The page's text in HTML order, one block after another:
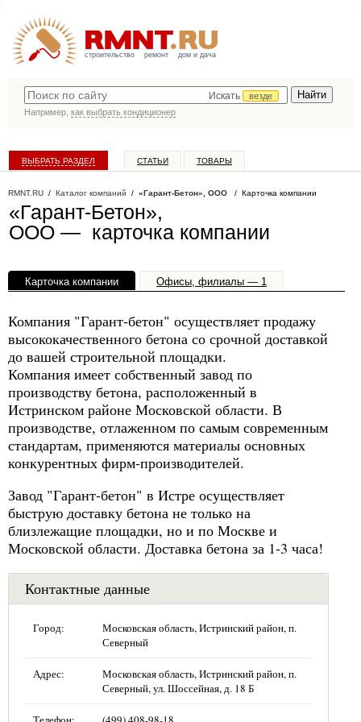
строительство ремонт дом и дача
Искать
везде
Например, как выбрать кондиционер
ВЫБРАТЬ РАЗДЕЛ СТАТЬИ ТОВАРЫ
RMNT.RU / Каталог компаний / «Гарант-Бетон», ООО / Карточка компании
«Гарант-Бетон»,
ООО — карточка компании
Карточка компании Офисы, филиалы — 1
Компания "Гарант-бетон" осуществляет продажу
высококачественного бетона со срочной доставкой
до вашей строительной площадки.
Компания имеет собственный завод по
производству бетона, расположенный в
Истринском районе Московской области. В
производстве, отлаженном по самым современным
стандартам, применяются материалы основных
конкурентных фирм-производителей.
Завод "Гарант-бетон" в Истре осуществляет
быструю доставку бетона не только на
близлежащие площадки, но и по Москве и
Московской области. Доставка бетона за 1-3 часа!
Контактные данные
Город:
Московская область, Истринский район, п.
Северный
Адрес:
Московская область, Истринский район, п.
Северный, ул. Шоссейная, д. 18 Б